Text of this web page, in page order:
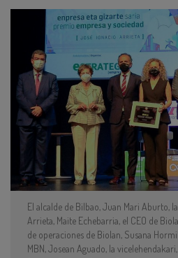
El alcalde de Bilbao, Juan Mari Aburto,
Arrieta, Maite Echebarria, el CEO de
de operaciones de Biolan, Susana
MBN, Josean Aguado, la